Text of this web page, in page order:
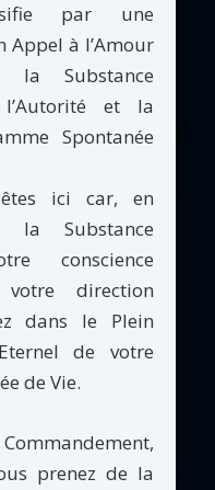
par une
Appel à l’Amour
la Substance
l’Autorité et la
Spontanée
ici car, en
la Substance
conscience
direction
dans le Plein
de votre
de Vie.
prenez de la